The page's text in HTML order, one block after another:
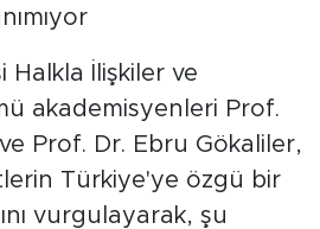
Halkla İlişkiler ve
akademisyenleri Prof.
ve Prof. Dr. Ebru Gökaliler,
Türkiye'ye özgü bir
vurgulayarak, şu